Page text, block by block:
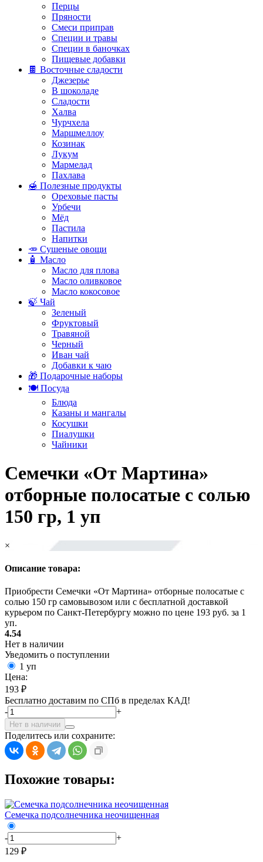
Перцы
Пряности
Смеси приправ
Специи и травы
Специи в баночках
Пищевые добавки
🍫 Восточные сладости
Джезерье
В шоколаде
Сладости
Халва
Чурчхела
Маршмеллоу
Козинак
Лукум
Мармелад
Пахлава
🍯 Полезные продукты
Ореховые пасты
Урбечи
Мёд
Пастила
Напитки
🥕 Сушеные овощи
🧴 Масло
Масло для плова
Масло оливковое
Масло кокосовое
🍃 Чай
Зеленый
Фруктовый
Травяной
Черный
Иван чай
Добавки к чаю
🎁 Подарочные наборы
🍽️ Посуда
Блюда
Казаны и мангалы
Косушки
Пиалушки
Чайники
Семечки «От Мартина»
отборные полосатые с солью
150 гр, 1 уп
×
Описание товара:
Приобрести Семечки «От Мартина» отборные полосатые с
солью 150 гр самовывозом или с бесплатной доставкой
курьером по Санкт-Петербургу можно по цене 193 руб. за 1
уп.
4.54
Нет в наличии
Уведомить о поступлении
1 уп
Цена:
193 ₽
Бесплатно доставим по СПб в пределах КАД!
-
+
Нет в наличии
Поделитесь или сохраните:
Похожие товары:
Семечка подсолнечника неочищенная
-
+
129 ₽